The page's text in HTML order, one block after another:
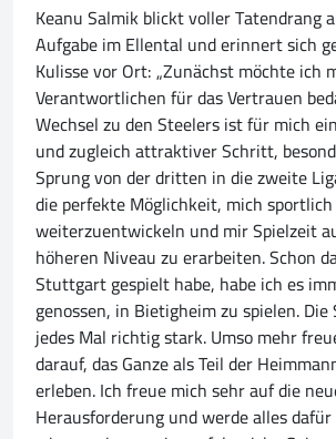
Keanu Salmik blickt voller Tatendrang
Aufgabe im Ellental und erinnert sich
Kulisse vor Ort: „Zunächst möchte ich
Verantwortlichen für das Vertrauen
Wechsel zu den Steelers ist für mich
und zugleich attraktiver Schritt,
Sprung von der dritten in die zweite
die perfekte Möglichkeit, mich sportlich
weiterzuentwickeln und mir Spielzeit
höheren Niveau zu erarbeiten. Schon
Stuttgart gespielt habe, habe ich es
genossen, in Bietigheim zu spielen.
jedes Mal richtig stark. Umso mehr
darauf, das Ganze als Teil der
erleben. Ich freue mich sehr auf die
Herausforderung und werde alles